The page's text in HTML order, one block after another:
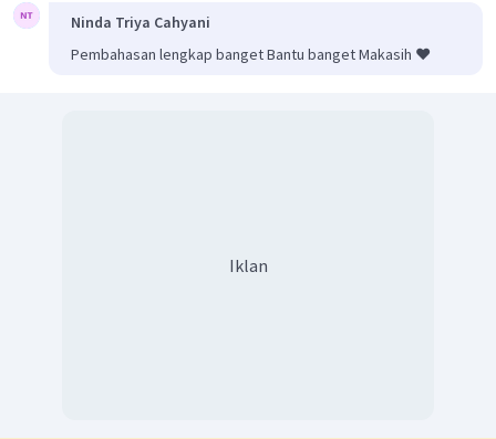
Ninda Triya Cahyani
Pembahasan lengkap banget Bantu banget Makasih ❤️
Iklan